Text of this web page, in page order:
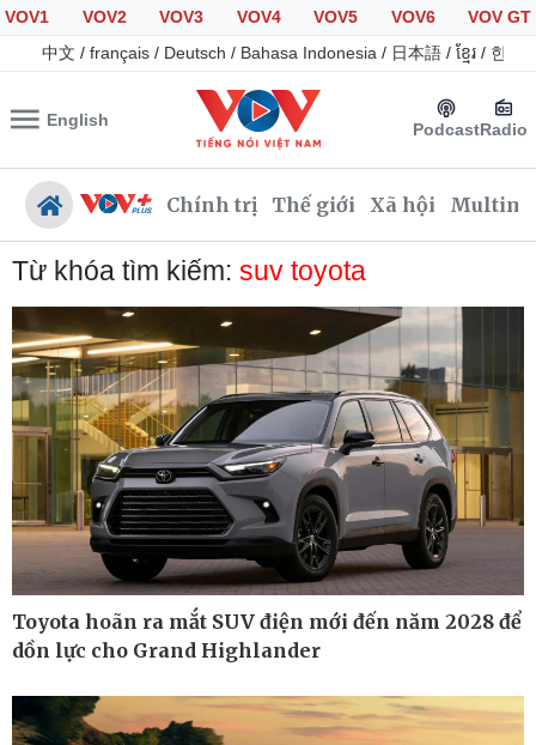
VOV1 VOV2 VOV3 VOV4 VOV5 VOV6
VOV GT
中文 / français / Deutsch / Bahasa Indonesia / 日本語 / ខ្មែរ / 한국
English PodcastRadio
Chính trị Thế giới Xã hội
Chính trị
Đảng
Tổ chức nhân sự
Quốc hội
Nhận diện sự thật
Xã hội
Tin 24h
Giáo dục
Dự báo thời tiết
Dấu ấn VOV
Việc làm
Biển đảo
Quan sát
Cuộc sống đó đây
Ảnh
Video
Từ khóa tìm kiếm: suv toyota
Toyota hoãn ra mắt SUV điện mới đến năm 2028 để
dồn lực cho Grand Highlander